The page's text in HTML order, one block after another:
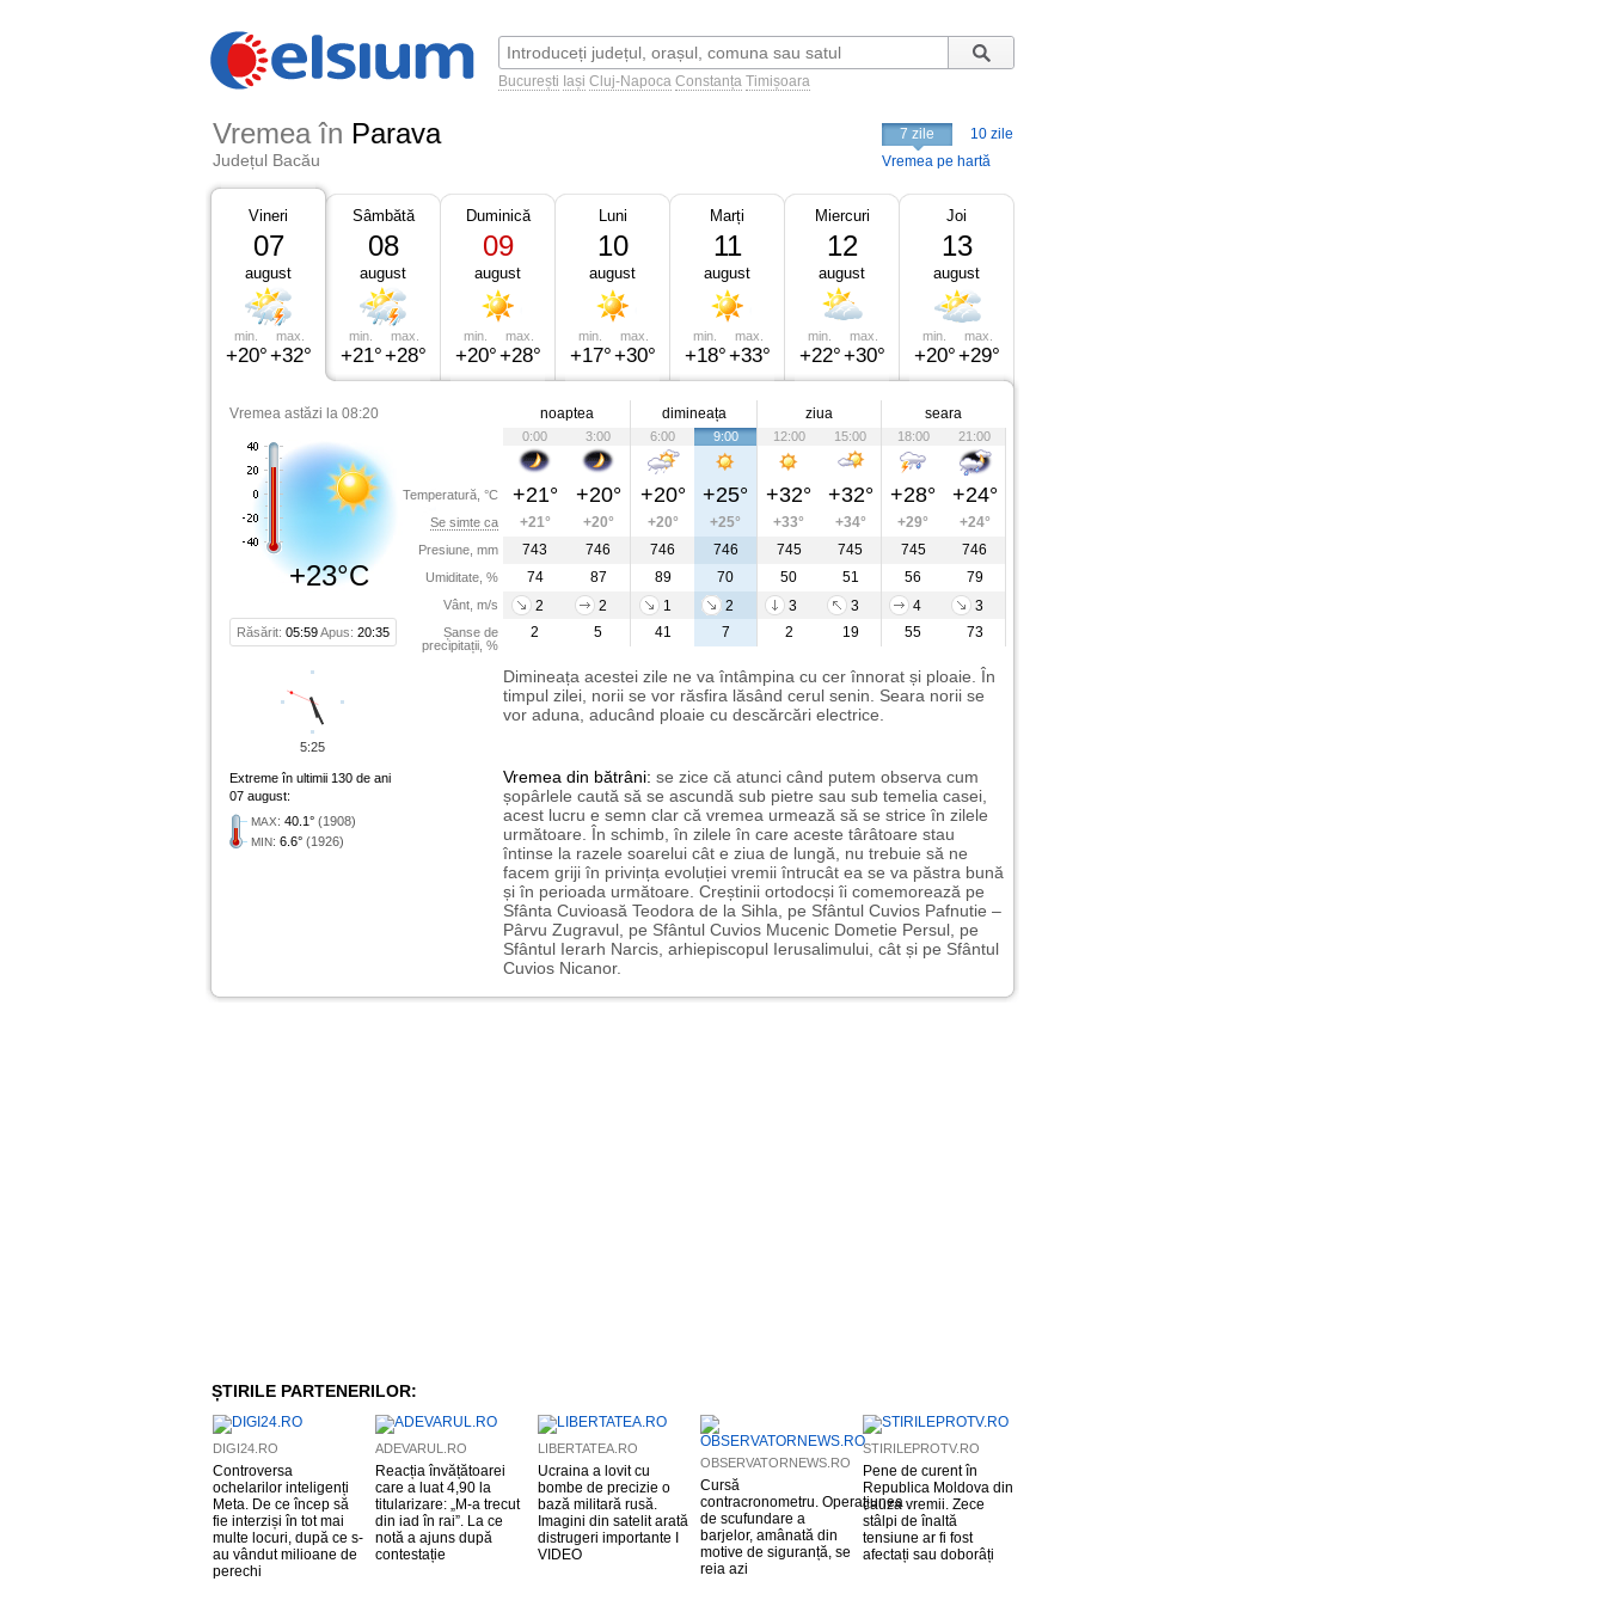
București Iași Cluj-Napoca Constanța Timișoara
Vremea în Parava
Județul Bacău
7 zile
10 zile
Vremea pe hartă
Vineri
07
august
min.
+20°
max.
+32°
Sâmbătă
08
august
min.
+21°
max.
+28°
Duminică
09
august
min.
+20°
max.
+28°
Luni
10
august
min.
+17°
max.
+30°
Marți
11
august
min.
+18°
max.
+33°
Miercuri
12
august
min.
+22°
max.
+30°
Joi
13
august
min.
+20°
max.
+29°
Vremea astăzi la 08:20
+23°C
Răsărit: 05:59Apus: 20:35
Temperatură, °C
Se simte ca
Presiune, mm
Umiditate, %
Vânt, m/s
Șanse de
precipitații, %
noaptea dimineața ziua seara
0:00 3:00 6:00 9:00 12:00 15:00 18:00 21:00
+21° +20° +20° +25° +32° +32° +28° +24°
+21° +20° +20° +25° +33° +34° +29°
+24°
743
746 746 746 745 745 745
746
74
87 89 70 50 51 56
79
2
2 1 2 3 3 4
3
2
5 41 7 2 19 55 73
Dimineața acestei zile ne va întâmpina cu cer înnorat și ploaie. În
timpul zilei, norii se vor răsfira lăsând cerul senin. Seara norii se
vor aduna, aducând ploaie cu descărcări electrice.
Extreme în ultimii 130 de ani
07 august:
MAX: 40.1° (1908)
MIN: 6.6° (1926)
Vremea din bătrâni: se zice că atunci când putem observa cum
șopârlele caută să se ascundă sub pietre sau sub temelia casei,
acest lucru e semn clar că vremea urmează să se strice în zilele
următoare. În schimb, în zilele în care aceste târâtoare stau
întinse la razele soarelui cât e ziua de lungă, nu trebuie să ne
facem griji în privința evoluției vremii întrucât ea se va păstra bună
și în perioada următoare. Creștinii ortodocși îi comemorează pe
Sfânta Cuvioasă Teodora de la Sihla, pe Sfântul Cuvios Pafnutie –
Pârvu Zugravul, pe Sfântul Cuvios Mucenic Dometie Persul, pe
Sfântul Ierarh Narcis, arhiepiscopul Ierusalimului, cât și pe Sfântul
Cuvios Nicanor.
5:25
ȘTIRILE PARTENERILOR:
DIGI24.RO
Controversa
ochelarilor inteligenți
Meta. De ce încep să
fie interziși în tot mai
multe locuri, după ce s-
au vândut milioane de
perechi
ADEVARUL.RO
Reacția învățătoarei
care a luat 4,90 la
titularizare: „M-a trecut
din iad în rai”. La ce
notă a ajuns după
contestație
LIBERTATEA.RO
Ucraina a lovit cu
bombe de precizie o
bază militară rusă.
Imagini din satelit arată
distrugeri importante I
VIDEO
OBSERVATORNEWS.RO
Cursă
contracronometru. Operațiunea
de scufundare a
barjelor, amânată din
motive de siguranță, se
reia azi
STIRILEPROTV.RO
Pene de curent în
Republica Moldova din
cauza vremii. Zece
stâlpi de înaltă
tensiune ar fi fost
afectați sau doborâți